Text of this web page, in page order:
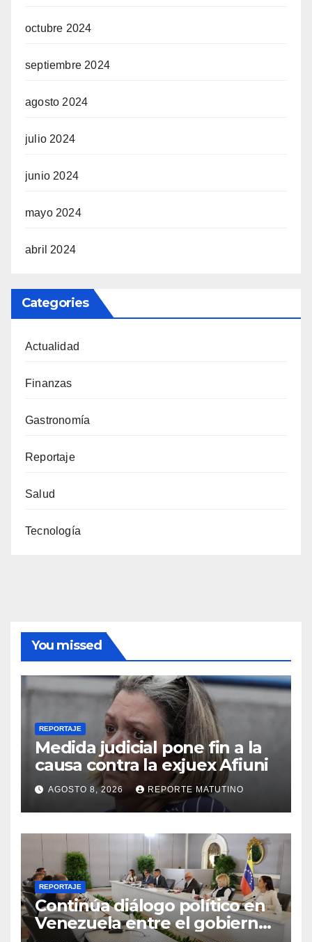
octubre 2024
septiembre 2024
agosto 2024
julio 2024
junio 2024
mayo 2024
abril 2024
Categories
Actualidad
Finanzas
Gastronomía
Reportaje
Salud
Tecnología
You missed
REPORTAJE
Medida judicial pone fin a la
causa contra la exjuex Afiuni
AGOSTO 8, 2026 REPORTE MATUTINO
REPORTAJE
Continúa diálogo político en
Venezuela entre el gobierno